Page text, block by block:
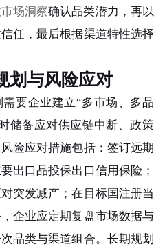
市场洞察确认品类潜力，再以
任，最后根据渠道特性选择
划与风险应对
需要企业建立“多市场、多品
储备应对供应链中断、政策
险应对措施包括：签订远期
出口品投保出口信用保险；
突发减产；在目标国注册当
企业应定期复盘市场数据与
品类与渠道组合。长期规划